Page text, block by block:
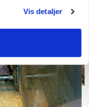
Vis detaljer